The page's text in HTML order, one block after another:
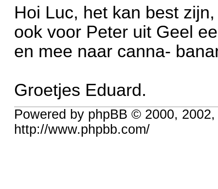
Hoi Luc, het kan best
ook voor Peter uit Geel
en mee naar canna-
Groetjes Eduard.
Powered by phpBB © 2000,
http://www.phpbb.com/